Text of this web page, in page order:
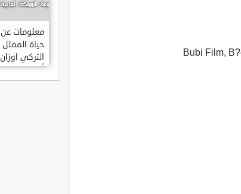
معلومات عن
حياة الممثل
التركي اوزان
أكبابا OZAN
AKBABA